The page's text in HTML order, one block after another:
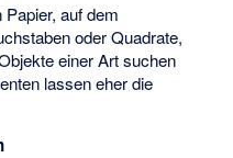
auf dem
oder Quadrate,
einer Art suchen
lassen eher die